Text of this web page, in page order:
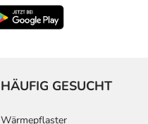
HÄUFIG GESUCHT
Wärmepflaster